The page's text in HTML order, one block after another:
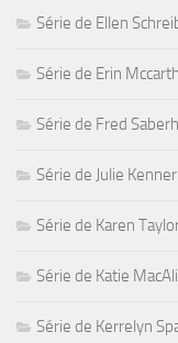
Série de Ellen
Série de Erin
Série de Fred
Série de Julie Kenner
Série de Karen
Série de Katie
Série de Kerrelyn